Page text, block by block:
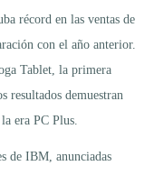
récord en las ventas de
con el año anterior.
Tablet, la primera
resultados demuestran
era PC Plus.
de IBM, anunciadas